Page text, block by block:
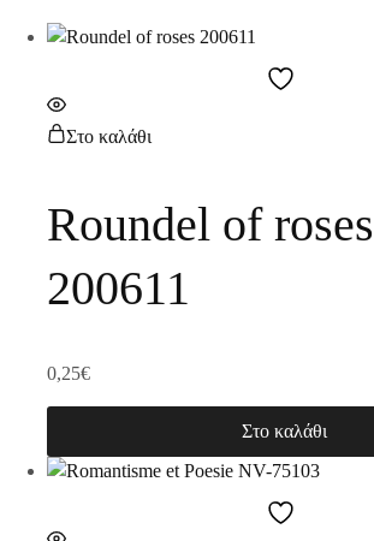
Στο καλάθι
Roundel of roses
200611
0,25€
Στο καλάθι